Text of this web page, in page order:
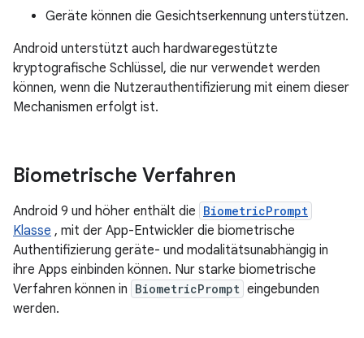
Geräte können die Gesichtserkennung unterstützen.
Android unterstützt auch hardwaregestützte
kryptografische Schlüssel, die nur verwendet werden
können, wenn die Nutzerauthentifizierung mit einem dieser
Mechanismen erfolgt ist.
Biometrische Verfahren
Android 9 und höher enthält die BiometricPrompt
Klasse , mit der App-Entwickler die biometrische
Authentifizierung geräte- und modalitätsunabhängig in
ihre Apps einbinden können. Nur starke biometrische
Verfahren können in BiometricPrompt eingebunden
werden.